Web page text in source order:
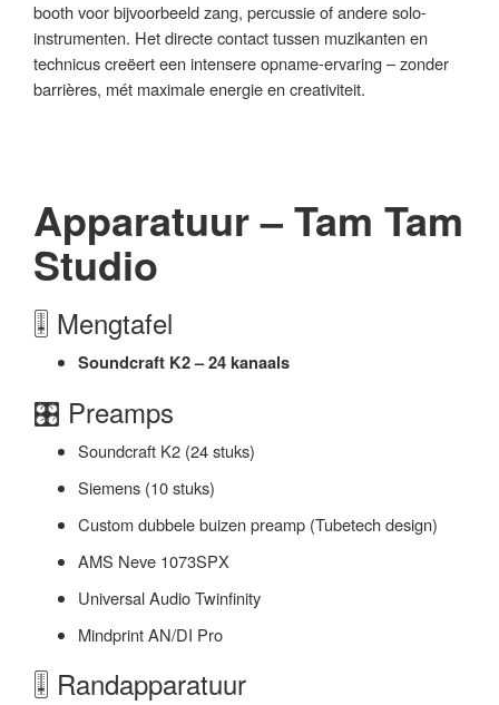
booth voor bijvoorbeeld zang, percussie of andere solo-
instrumenten. Het directe contact tussen muzikanten en
technicus creëert een intensere opname-ervaring – zonder
barrières, mét maximale energie en creativiteit.
Apparatuur – Tam Tam
Studio
🎚️ Mengtafel
Soundcraft K2 – 24 kanaals
🎛️ Preamps
Soundcraft K2 (24 stuks)
Siemens (10 stuks)
Custom dubbele buizen preamp (Tubetech design)
AMS Neve 1073SPX
Universal Audio Twinfinity
Mindprint AN/DI Pro
🎚️ Randapparatuur